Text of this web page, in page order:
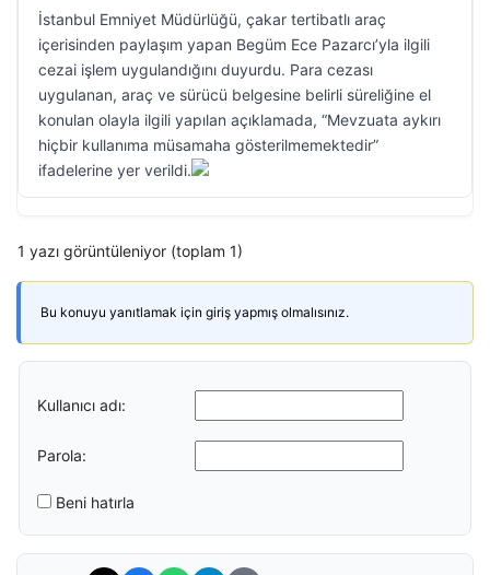
İstanbul Emniyet Müdürlüğü, çakar tertibatlı araç
içerisinden paylaşım yapan Begüm Ece Pazarcı’yla ilgili
cezai işlem uygulandığını duyurdu. Para cezası
uygulanan, araç ve sürücü belgesine belirli süreliğine el
konulan olayla ilgili yapılan açıklamada, “Mevzuata aykırı
hiçbir kullanıma müsamaha gösterilmemektedir”
ifadelerine yer verildi.
1 yazı görüntüleniyor (toplam 1)
Bu konuyu yanıtlamak için giriş yapmış olmalısınız.
Kullanıcı adı:
Parola:
Beni hatırla